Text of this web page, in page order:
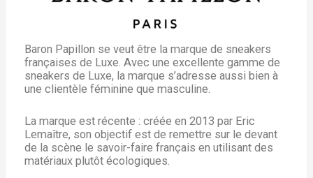
Baron Papillon se veut être la marque de sneakers
françaises de Luxe. Avec une excellente gamme de
sneakers de Luxe, la marque s’adresse aussi bien à
une clientèle féminine que masculine.
La marque est récente : créée en 2013 par Eric
Lemaître, son objectif est de remettre sur le devant
de la scène le savoir-faire français en utilisant des
matériaux plutôt écologiques.